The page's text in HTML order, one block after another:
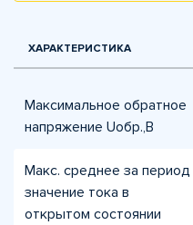
ХАРАКТЕРИСТИКА
Максимальное обратное
напряжение Uобр.,В
Макс. среднее за период
значение тока в
открытом состоянии